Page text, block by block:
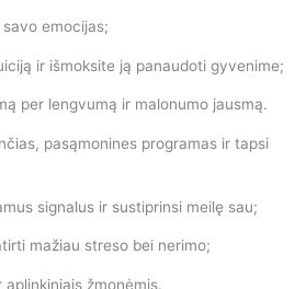
emocijas;
ir išmoksite ją panaudoti gyvenime;
per lengvumą ir malonumo jausmą.
pasąmonines programas ir tapsi
signalus ir sustiprinsi meilę sau;
mažiau streso bei nerimo;
žmonėmis.